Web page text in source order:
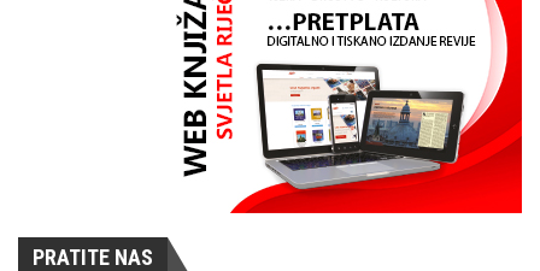
PRATITE NAS